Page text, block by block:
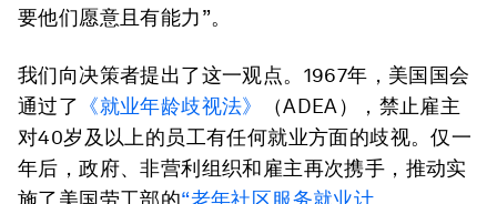
要他们愿意且有能力”。
我们向决策者提出了这一观点。1967年，美国国会
通过了 《就业年龄歧视法》
（ADEA），禁止雇主
对40岁及以上的员工有任何就业方面的歧视。仅一
年后，政府、非营利组织和雇主再次携手，推动实
施了美国劳工部的“老年社区服务就业计